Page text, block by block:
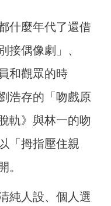
什麼年代了還借
接偶像劇」、
和觀眾的時
浩存的「吻戲原
軌》與林一的吻
「拇指壓住親
。
純人設、個人選